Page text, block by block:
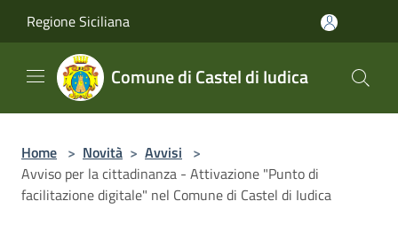
Regione Siciliana
Comune di Castel di Iudica
Home > Novità > Avvisi >
Avviso per la cittadinanza - Attivazione "Punto di
facilitazione digitale" nel Comune di Castel di Iudica